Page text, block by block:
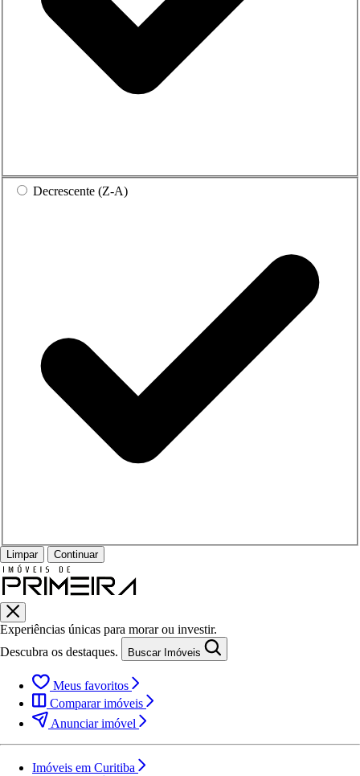
Decrescente (Z-A)
Limpar Continuar
Experiências únicas para morar ou investir.
Descubra os destaques.
Buscar Imóveis
Meus favoritos
Comparar imóveis
Anunciar imóvel
Imóveis em Curitiba